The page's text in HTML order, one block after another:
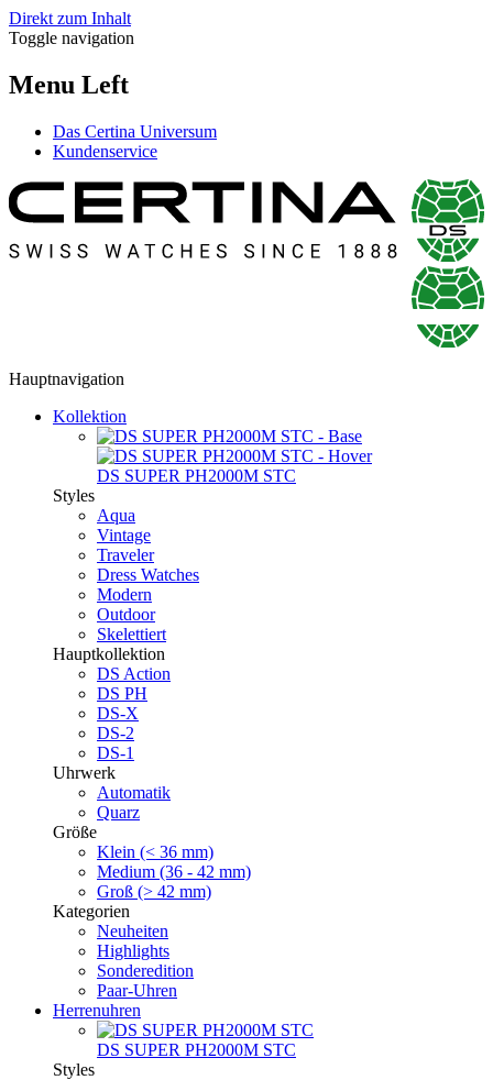
Direkt zum Inhalt
Toggle navigation
Menu Left
Das Certina Universum
Kundenservice
Hauptnavigation
Kollektion
DS SUPER PH2000M STC
Styles
Aqua
Vintage
Traveler
Dress Watches
Modern
Outdoor
Skelettiert
Hauptkollektion
DS Action
DS PH
DS-X
DS-2
DS-1
Uhrwerk
Automatik
Quarz
Größe
Klein (< 36 mm)
Medium (36 - 42 mm)
Groß (> 42 mm)
Kategorien
Neuheiten
Highlights
Sonderedition
Paar-Uhren
Herrenuhren
DS SUPER PH2000M STC
Styles